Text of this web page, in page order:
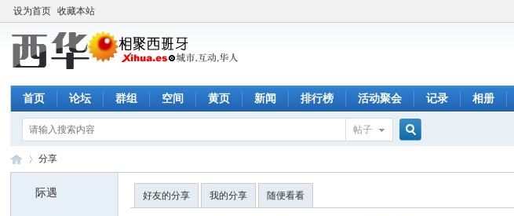
设为首页 收藏本站
首页 论坛 群组 空间 黄页 新闻 排行榜 活动聚会 记录 相册
帖子
分享
际遇 好友的分享 我的分享 随便看看